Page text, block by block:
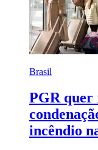
Brasil
PGR quer
incêndio